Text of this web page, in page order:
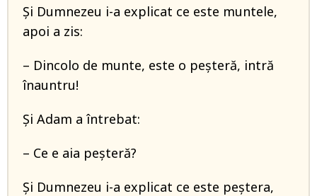
Și Dumnezeu i-a explicat ce este muntele,
apoi a zis:
– Dincolo de munte, este o peșteră, intră
înauntru!
Și Adam a întrebat:
– Ce e aia peșteră?
Și Dumnezeu i-a explicat ce este peștera,